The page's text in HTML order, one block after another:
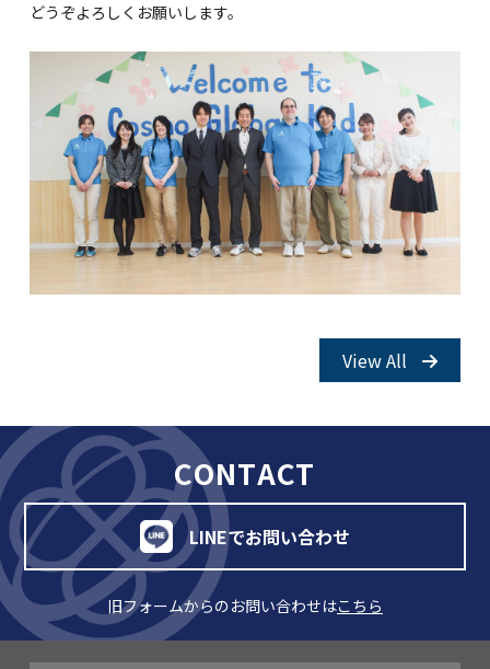
どうぞよろしくお願いします。
View All
CONTACT
LINEでお問い合わせ
旧フォームからのお問い合わせはこちら